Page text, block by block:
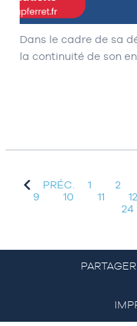
Dans le cadre de sa
la continuité de son
PRÉC. 1 2
9
10 11 12
24
PARTAGER